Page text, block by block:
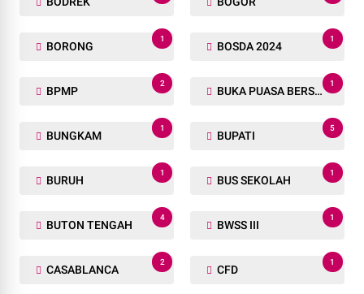
BORONG
1
BOSDA 2024
1
BPMP
2
BUKA PUASA BERSAMA
1
BUNGKAM
1
BUPATI
5
BURUH
1
BUS SEKOLAH
1
BUTON TENGAH
4
BWSS III
1
CASABLANCA
2
CFD
1